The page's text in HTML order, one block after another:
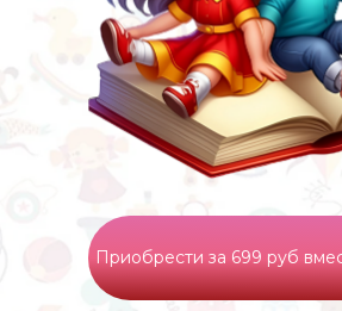
Приобрести за 699 руб